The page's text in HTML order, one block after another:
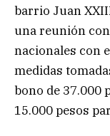
barrio Juan
una reunión
nacionales con
medidas
bono de 37.000
15.000 pesos